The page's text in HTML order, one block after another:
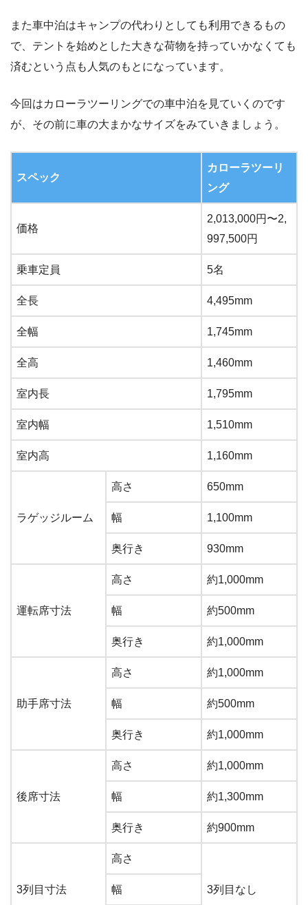
また車中泊はキャンプの代わりとしても利用できるもの
で、テントを始めとした大きな荷物を持っていかなくても
済むという点も人気のもとになっています。
今回はカローラツーリングでの車中泊を見ていくのです
が、その前に車の大まかなサイズをみていきましょう。
スペック
カローラツーリ
ング
価格
2,013,000円〜2,
997,500円
乗車定員 5名
全長 4,495mm
全幅 1,745mm
全高 1,460mm
室内長 1,795mm
室内幅 1,510mm
室内高 1,160mm
ラゲッジルーム
高さ 650mm
幅 1,100mm
奥行き 930mm
運転席寸法
高さ 約1,000mm
幅 約500mm
奥行き 約1,000mm
助手席寸法
高さ 約1,000mm
幅 約500mm
奥行き 約1,000mm
後席寸法
高さ 約1,000mm
幅 約1,300mm
奥行き 約900mm
3列目寸法
高さ
3列目なし
幅